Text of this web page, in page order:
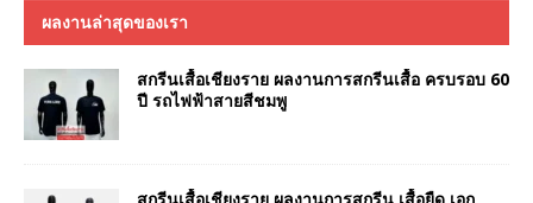
ผลงานล่าสุดของเรา
สกรีนเสื้อเชียงราย ผลงานการสกรีนเสื้อ ครบรอบ 60
ปี รถไฟฟ้าสายสีชมพู
สกรีนเสื้อเชียงราย ผลงานการสกรีน เสื้อยืด เอก